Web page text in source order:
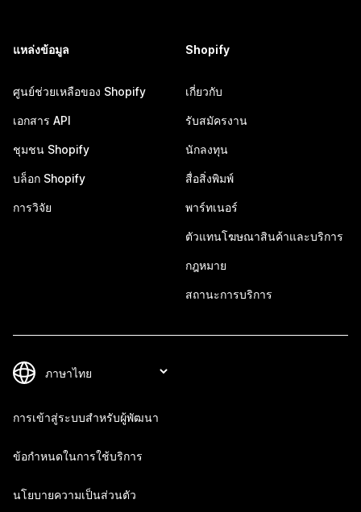
แหล่งข้อมูล
ศูนย์ช่วยเหลือของ Shopify
เอกสาร API
ชุมชน Shopify
บล็อก Shopify
การวิจัย
Shopify
เกี่ยวกับ
รับสมัครงาน
นักลงทุน
สื่อสิ่งพิมพ์
พาร์ทเนอร์
ตัวแทนโฆษณาสินค้าและบริการ
กฎหมาย
สถานะการบริการ
การเข้าสู่ระบบสำหรับผู้พัฒนา
ข้อกำหนดในการใช้บริการ
นโยบายความเป็นส่วนตัว